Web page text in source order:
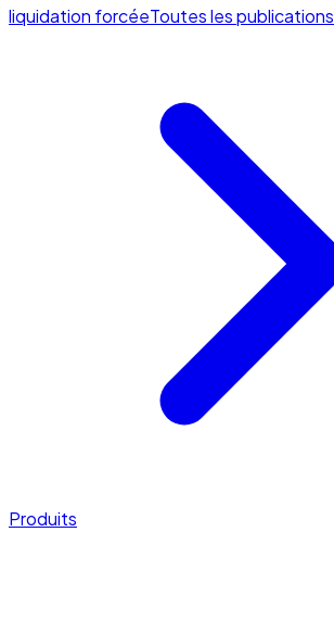
liquidation forcéeToutes les publications
Produits